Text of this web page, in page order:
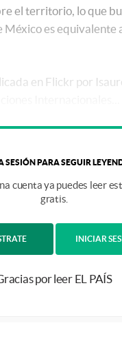
el territorio, lo que
México es equivalente
en Flickr por
SESIÓN PARA SEGUIR
cuenta ya puedes leer
gratis.
INICIAR
por leer EL PAÍS